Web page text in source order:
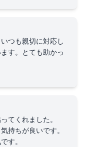
つも親切に対応し
す。とても助かっ
てくれました。
持ちが良いです。
す。